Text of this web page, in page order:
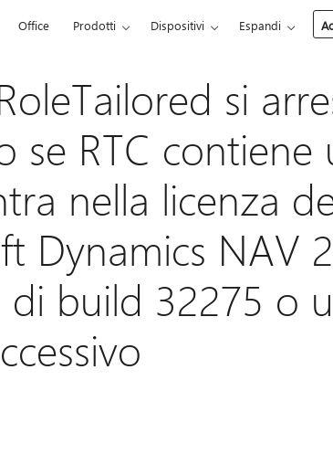
Office Prodotti Dispositivi Espandi
si
se RTC
nella licenza
Dynamics NAV
build 32275 o